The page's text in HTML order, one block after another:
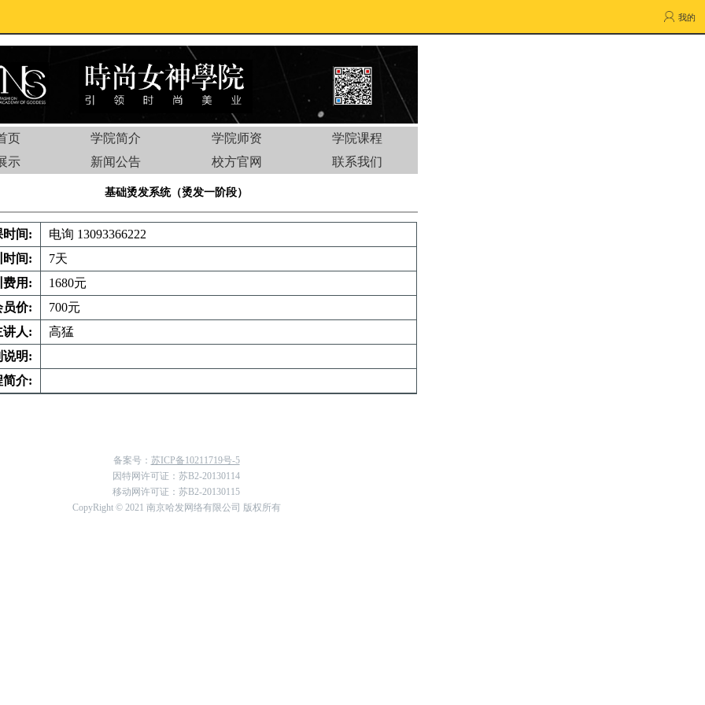
我的
页 学院简介 学院师资
学院课程
示
新闻公告 校方官网 联系我们
基础烫发系统（烫发一阶段）
时间:
电询 13093366222
时间:
7天
费用:
1680元
员价:
700元
讲人:
高猛
说明:
简介:
备案号： 苏ICP备10211719号-5
因特网许可证：苏B2-20130114
移动网许可证：苏B2-20130115
CopyRight © 2021 南京哈发网络有限公司 版权所有